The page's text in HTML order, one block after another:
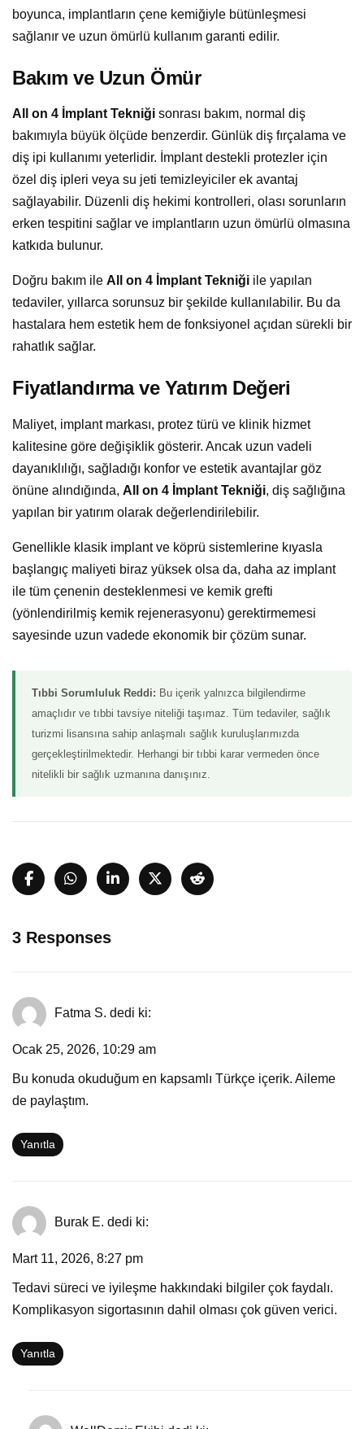
boyunca, implantların çene kemiğiyle bütünleşmesi
sağlanır ve uzun ömürlü kullanım garanti edilir.
Bakım ve Uzun Ömür
All on 4 İmplant Tekniği sonrası bakım, normal diş
bakımıyla büyük ölçüde benzerdir. Günlük diş fırçalama ve
diş ipi kullanımı yeterlidir. İmplant destekli protezler için
özel diş ipleri veya su jeti temizleyiciler ek avantaj
sağlayabilir. Düzenli diş hekimi kontrolleri, olası sorunların
erken tespitini sağlar ve implantların uzun ömürlü olmasına
katkıda bulunur.
Doğru bakım ile All on 4 İmplant Tekniği ile yapılan
tedaviler, yıllarca sorunsuz bir şekilde kullanılabilir. Bu da
hastalara hem estetik hem de fonksiyonel açıdan sürekli bir
rahatlık sağlar.
Fiyatlandırma ve Yatırım Değeri
Maliyet, implant markası, protez türü ve klinik hizmet
kalitesine göre değişiklik gösterir. Ancak uzun vadeli
dayanıklılığı, sağladığı konfor ve estetik avantajlar göz
önüne alındığında, All on 4 İmplant Tekniği, diş sağlığına
yapılan bir yatırım olarak değerlendirilebilir.
Genellikle klasik implant ve köprü sistemlerine kıyasla
başlangıç maliyeti biraz yüksek olsa da, daha az implant
ile tüm çenenin desteklenmesi ve kemik grefti
(yönlendirilmiş kemik rejenerasyonu) gerektirmemesi
sayesinde uzun vadede ekonomik bir çözüm sunar.
Tıbbi Sorumluluk Reddi: Bu içerik yalnızca bilgilendirme
amaçlıdır ve tıbbi tavsiye niteliği taşımaz. Tüm tedaviler, sağlık
turizmi lisansına sahip anlaşmalı sağlık kuruluşlarımızda
gerçekleştirilmektedir. Herhangi bir tıbbi karar vermeden önce
nitelikli bir sağlık uzmanına danışınız.
3 Responses
Fatma S. dedi ki:
Ocak 25, 2026, 10:29 am
Bu konuda okuduğum en kapsamlı Türkçe içerik. Aileme
de paylaştım.
Yanıtla
Burak E. dedi ki:
Mart 11, 2026, 8:27 pm
Tedavi süreci ve iyileşme hakkındaki bilgiler çok faydalı.
Komplikasyon sigortasının dahil olması çok güven verici.
Yanıtla